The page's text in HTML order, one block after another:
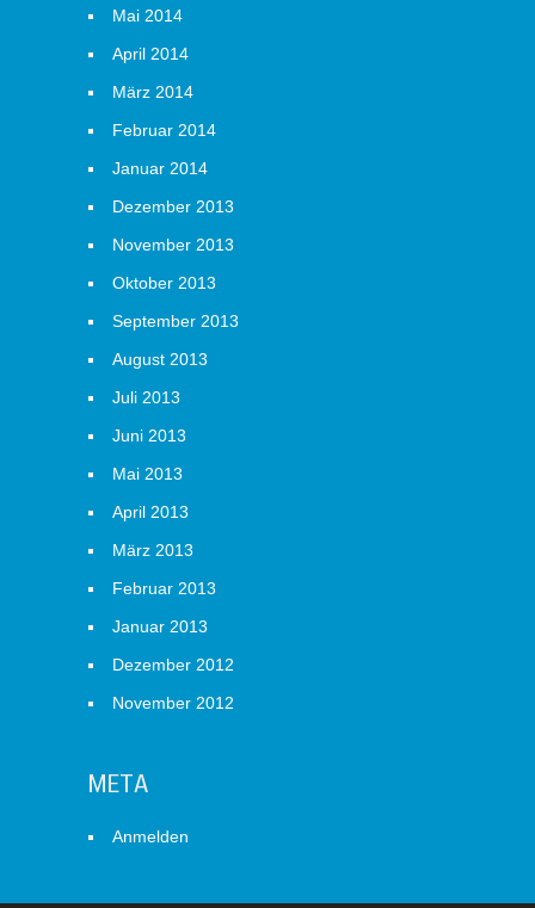
Mai 2014
April 2014
März 2014
Februar 2014
Januar 2014
Dezember 2013
November 2013
Oktober 2013
September 2013
August 2013
Juli 2013
Juni 2013
Mai 2013
April 2013
März 2013
Februar 2013
Januar 2013
Dezember 2012
November 2012
META
Anmelden